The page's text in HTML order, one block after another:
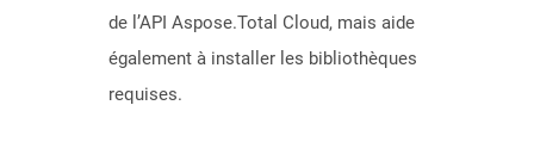
de l’API Aspose.Total Cloud, mais aide
également à installer les bibliothèques
requises.